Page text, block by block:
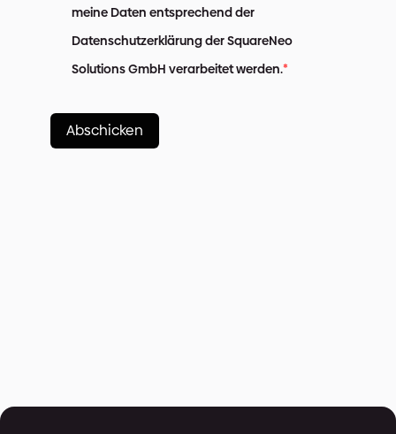
meine Daten entsprechend der
Datenschutzerklärung der SquareNeo
Solutions GmbH verarbeitet werden.
Abschicken